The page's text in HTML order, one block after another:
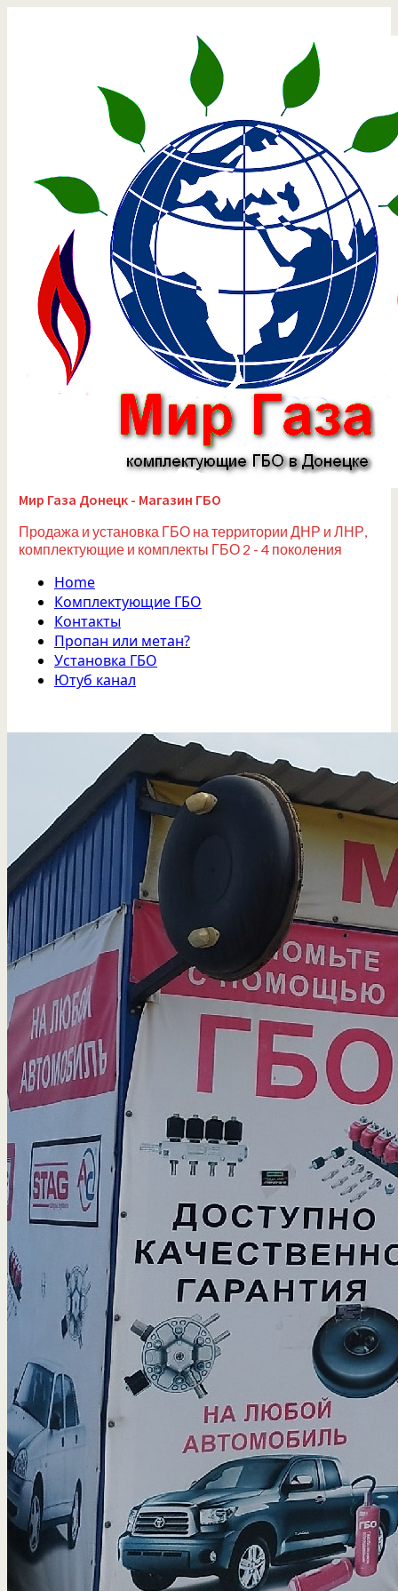
Мир Газа Донецк - Магазин ГБО
Продажа и установка ГБО на территории ДНР и ЛНР,
комплектующие и комплекты ГБО 2 - 4 поколения
Home
Комплектующие ГБО
Контакты
Пропан или метан?
Установка ГБО
Ютуб канал